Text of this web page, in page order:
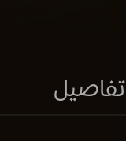
تفاصيل